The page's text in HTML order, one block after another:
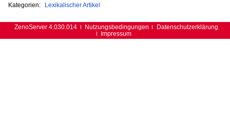
Kategorien:
Lexikalischer Artikel
ZenoServer 4.030.014 Nutzungsbedingungen
Datenschutzerklärung
Impressum